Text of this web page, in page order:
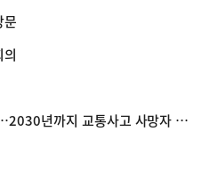
문
년까지 교통사고 사망자 30%↓